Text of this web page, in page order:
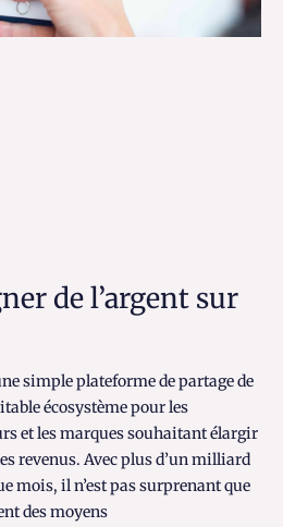
de l’argent sur
simple plateforme de partage de
écosystème pour les
et les marques souhaitant élargir
revenus. Avec plus d’un milliard
mois, il n’est pas surprenant que
des moyens